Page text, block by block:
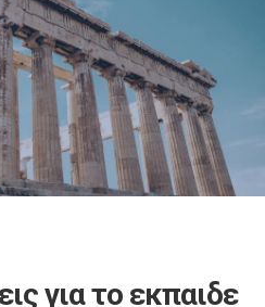
για το εκπαιδε